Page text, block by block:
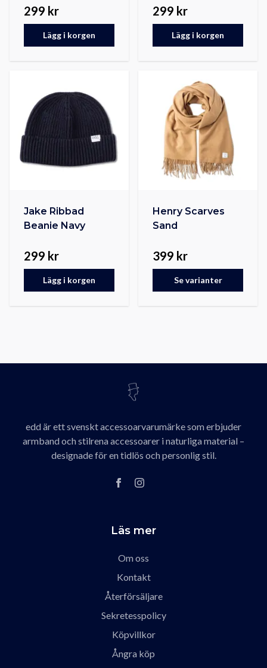
299 kr
Lägg i korgen
299 kr
Lägg i korgen
Jake Ribbad
Beanie Navy
299 kr
Lägg i korgen
Henry Scarves
Sand
399 kr
Se varianter
edd är ett svenskt accessoarvarumärke som erbjuder
armband och stilrena accessoarer i naturliga material –
designade för en tidlös och personlig stil.
Läs mer
Om oss
Kontakt
Återförsäljare
Sekretesspolicy
Köpvillkor
Ångra köp